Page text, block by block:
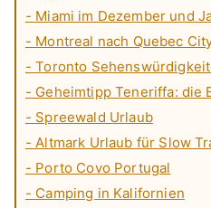
- Miami im Dezember und
- Montreal nach Quebec
- Toronto
- Geheimtipp Teneriffa: die
- Spreewald Urlaub
- Altmark Urlaub für Slow
- Porto Covo Portugal
- Camping in Kalifornien